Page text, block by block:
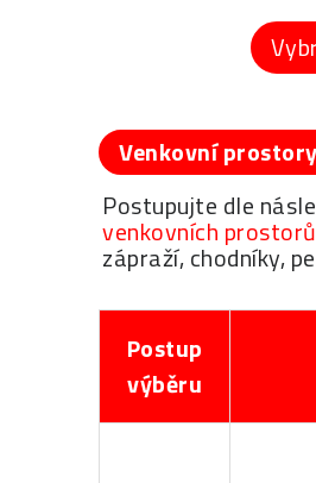
Venkovní
Postupujte dle
venkovních prostorů
zápraží, chodníky,
Postup
výběru